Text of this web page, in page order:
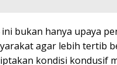
bukan hanya upaya
agar lebih tertib
kondisi kondusif